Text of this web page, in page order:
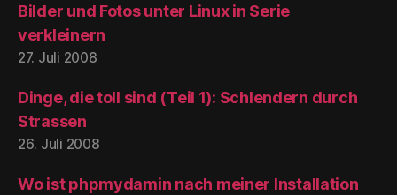
Bilder und Fotos unter Linux in Serie
verkleinern
27. Juli 2008
Dinge, die toll sind (Teil 1): Schlendern durch
Strassen
26. Juli 2008
Wo ist phpmydamin nach meiner Installation